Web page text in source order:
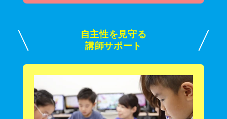
自主性を見守る
講師サポート